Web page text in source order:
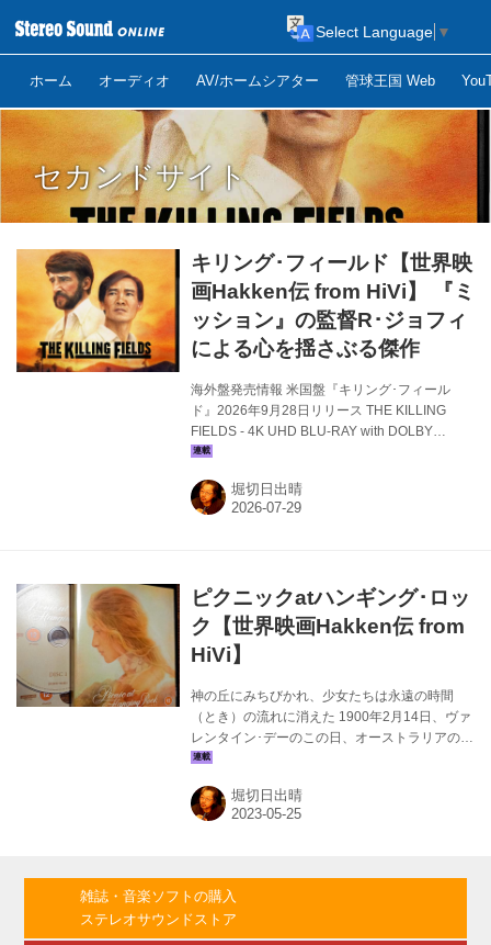
ホーム オーディオ AV/ホームシアター 管球王国 Web
Select Language ▼
セカンドサイト
キリング･フィールド【世界映
画Hakken伝 from HiVi】 『ミ
ッション』の監督R･ジョフィ
による心を揺さぶる傑作
海外盤発売情報 米国盤『キリング･フィール
ド』2026年9月28日リリース THE KILLING
FIELDS - 4K UHD BLU-RAY with DOLBY
VISION 4K DIGITAL RESTORATION UKセカン
グ･フィールド』（1984）リリース･アナウン
ス。本作品の製作プロダクションであるゴール
タルレストア／HDRグレード版。HDRは
HDR10とドルビービジョンHDRをサポート...
堀切日出晴
ピクニックatハンギング･ロッ
ク【世界映画Hakken伝 from
HiVi】
神の丘にみちびかれ、少女たちは永遠の時間
（とき）の流れに消えた 1900年2月14日、ヴァ
レンタイン･デーのこの日、オーストラリアの寄
宿制学校アップルヤード･カレッジの女生徒たち
ロックへピクニックに出かけた。ところが岩山
を見るといって出かけた4人のうち、3人の少女
ジではすべての歯車が狂い出す。誰もが真相を
知らぬまま･･･。 原作は1967年にジョーン･リン
堀切日出晴
雑誌・音楽ソフトの購入
ステレオサウンドストア